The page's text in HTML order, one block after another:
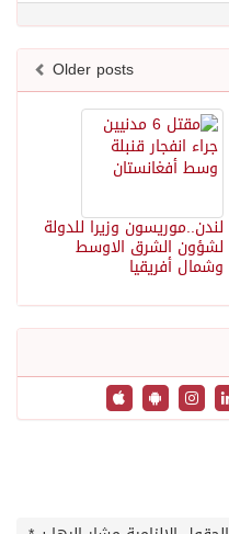
Older posts
لندن..موريسون وزيرا للدولة
لشؤون الشرق الاوسط
وشمال أفريقيا